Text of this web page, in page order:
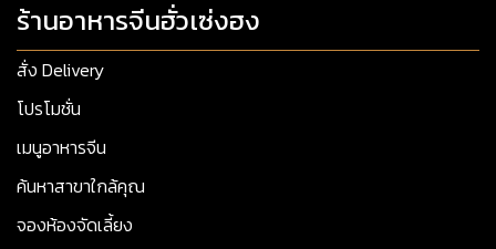
ร้านอาหารจีนฮั่วเซ่งฮง
สั่ง Delivery
โปรโมชั่น
เมนูอาหารจีน
ค้นหาสาขาใกล้คุณ
จองห้องจัดเลี้ยง